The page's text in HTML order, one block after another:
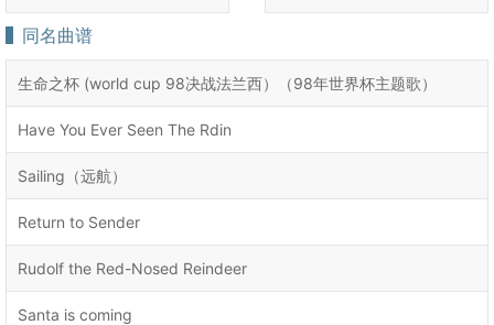
同名曲谱
生命之杯 (world cup 98决战法兰西）（98年世界杯主题歌）
Have You Ever Seen The Rdin
Sailing（远航）
Return to Sender
Rudolf the Red-Nosed Reindeer
Santa is coming